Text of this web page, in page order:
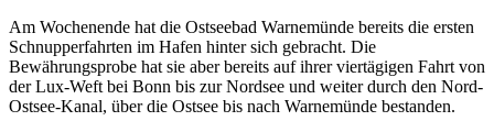
Am Wochenende hat die Ostseebad Warnemünde bereits die ersten
Schnupperfahrten im Hafen hinter sich gebracht. Die
Bewährungsprobe hat sie aber bereits auf ihrer viertägigen Fahrt von
der Lux-Weft bei Bonn bis zur Nordsee und weiter durch den Nord-
Ostsee-Kanal, über die Ostsee bis nach Warnemünde bestanden.